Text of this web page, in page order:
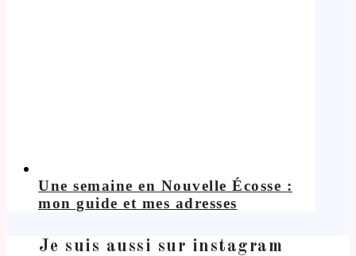
Une semaine en Nouvelle Écosse :
mon guide et mes adresses
Je suis aussi sur instagram